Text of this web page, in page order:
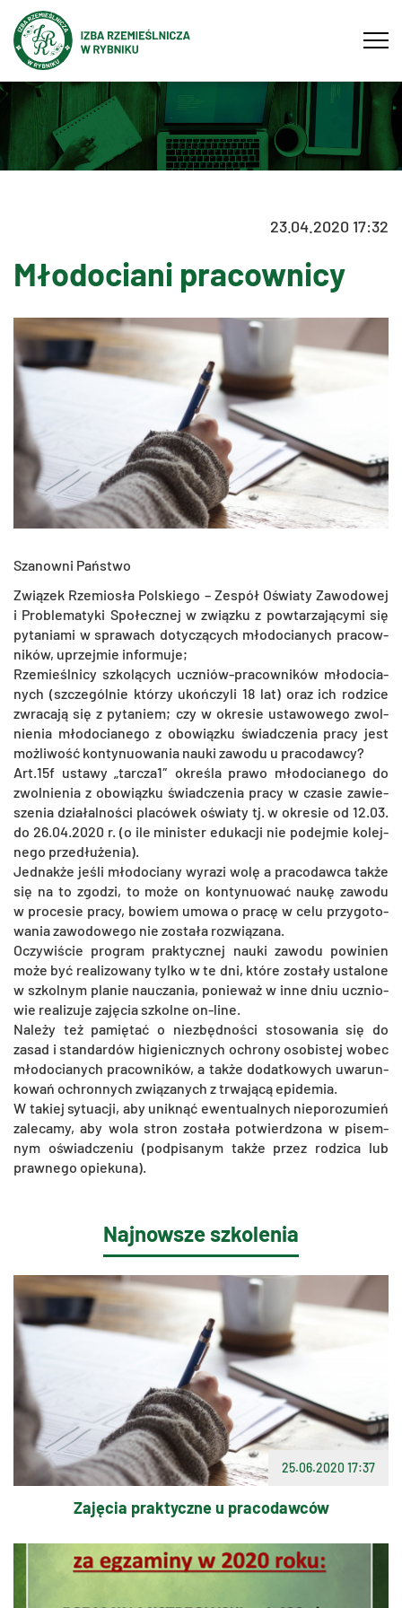
23.04.2020 17:32
Młodociani pracownicy
Sza­now­ni Pań­stwo
Zwią­zek Rze­mio­sła Pol­skie­go – Ze­spół Oświa­ty Za­wo­do­wej
i Pro­ble­ma­ty­ki Spo­łecz­nej w związ­ku z po­wta­rza­ją­cy­mi się
py­ta­nia­mi w spra­wach do­ty­czą­cych mło­do­cia­nych pra­cow­
ni­ków, uprzej­mie in­for­mu­je;
Rze­mieśl­ni­cy szko­lą­cych uczniów-pra­cow­ni­ków mło­do­cia­
nych (szcze­gól­nie któ­rzy ukoń­czy­li 18 lat) oraz ich ro­dzi­ce
zwra­ca­ją się z py­ta­niem; czy w okre­sie usta­wo­we­go zwol­
nie­nia mło­do­cia­ne­go z obo­wiąz­ku świad­cze­nia pracy jest
moż­li­wość kon­ty­nu­owa­nia nauki za­wo­du u pra­co­daw­cy?
Art.15f usta­wy „tar­cza1″ okre­śla prawo mło­do­cia­ne­go do
zwol­nie­nia z obo­wiąz­ku świad­cze­nia pracy w cza­sie za­wie­
sze­nia dzia­łal­no­ści pla­có­wek oświa­ty tj. w okre­sie od 12.03.
do 26.04.2020 r. (o ile mi­ni­ster edu­ka­cji nie po­dej­mie ko­lej­
ne­go prze­dłu­że­nia).
Jed­nak­że jeśli mło­do­cia­ny wy­ra­zi wolę a pra­co­daw­ca także
się na to zgo­dzi, to może on kon­ty­nu­ować naukę za­wo­du
w pro­ce­sie pracy, bo­wiem umowa o pracę w celu przy­go­to­
wa­nia za­wo­do­we­go nie zo­sta­ła roz­wią­za­na.
Oczy­wi­ście pro­gram prak­tycz­nej nauki za­wo­du po­wi­nien
może być re­ali­zo­wa­ny tylko w te dni, które zo­sta­ły usta­lo­ne
w szkol­nym pla­nie na­ucza­nia, po­nie­waż w inne dniu ucznio­
wie re­ali­zu­je za­ję­cia szkol­ne on-line.
Na­le­ży też pa­mię­tać o nie­zbęd­no­ści sto­so­wa­nia się do
zasad i stan­dar­dów hi­gie­nicz­nych ochro­ny oso­bi­stej wobec
mło­do­cia­nych pra­cow­ni­ków, a także do­dat­ko­wych uwa­run­
ko­wań ochron­nych zwią­za­nych z trwa­ją­cą epi­de­mia.
W ta­kiej sy­tu­acji, aby unik­nąć ewen­tu­al­nych nie­po­ro­zu­mień
za­le­ca­my, aby wola stron zo­sta­ła po­twier­dzo­na w pi­sem­
nym oświad­cze­niu (pod­pi­sa­nym także przez ro­dzi­ca lub
praw­ne­go opie­ku­na).
Najnowsze szkolenia
25.06.2020 17:37
Zajęcia praktyczne u pracodawców